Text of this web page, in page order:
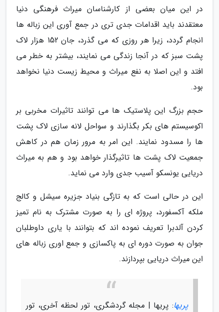
در این میان بعضی از کارشناسان میراث فرهنگی دنیا
معتقدند باید اقدامات جدی تری در جمع آوری این زباله ها
انجام گردد، زیرا هر روزی که می گذرد، جان 152 هزار لاک
پشت سبز که در آنجا زندگی می نمایند، بیشتر به خطر می
افتد و این اصلا به نفع میراث و محیط زیست دنیا نخواهد
بود.
حجم بزرگ این پلاستیک ها می توانند تاثیرات مخربی بر
اکوسیستم های بکر بگذارند و سواحل لانه سازی لاک پشت
ها را مسدود نمایند. این امر به مرور زمان هم در کاهش
جمعیت لاک پشت ها تاثیرگذار خواهد بود و هم به میراث
دریایی یونسکو آسیب جدی وارد می نماید.
این در حالی است که به تازگی بنیاد جزیره سیشل و کالج
ملکه آکسفورد، پروژه ای را به صورت مشترک به نام تمیز
کردن آلدبرا تعریف نموده اند که بتوانند با یاری داوطلبان
جوان به صورت دوره ای به پاکسازی و جمع اوری زباله های
این میراث دریایی بپردازند.
پریها: پریها | مجله گردشگری، تور لحظه آخری، تور